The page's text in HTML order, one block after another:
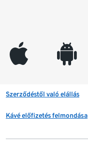
appleinc android
Szerződéstől való elállás
Kávé előfizetés felmondása